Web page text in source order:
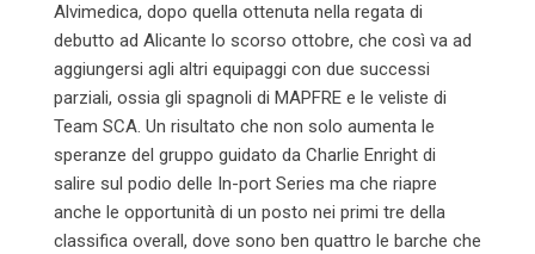
Alvimedica, dopo quella ottenuta nella regata di
debutto ad Alicante lo scorso ottobre, che così va ad
aggiungersi agli altri equipaggi con due successi
parziali, ossia gli spagnoli di MAPFRE e le veliste di
Team SCA. Un risultato che non solo aumenta le
speranze del gruppo guidato da Charlie Enright di
salire sul podio delle In-port Series ma che riapre
anche le opportunità di un posto nei primi tre della
classifica overall, dove sono ben quattro le barche che